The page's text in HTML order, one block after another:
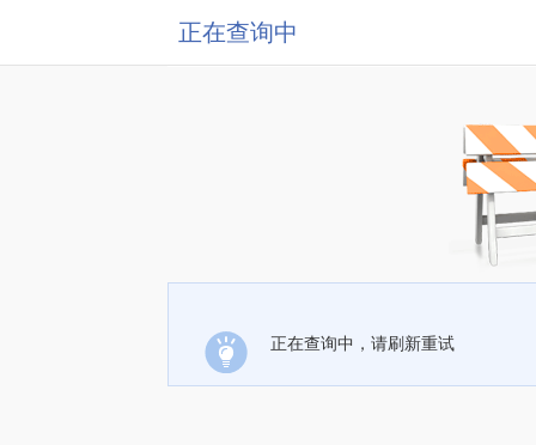
正在查询中
正在查询中，请刷新重试